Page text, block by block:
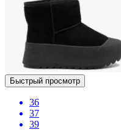
Быстрый просмотр
36
37
39